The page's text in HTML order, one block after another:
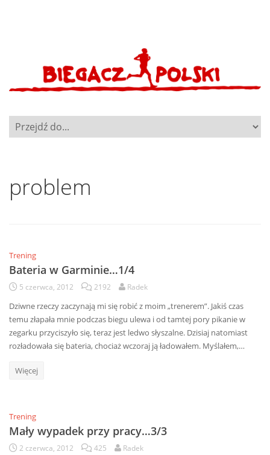
problem
Trening
Bateria w Garminie…1/4
5 czerwca, 2012 2192 Radek
Dziwne rzeczy zaczynają mi się robić z moim „trenerem”. Jakiś czas
temu złapała mnie podczas biegu ulewa i od tamtej pory pikanie w
zegarku przyciszyło się, teraz jest ledwo słyszalne. Dzisiaj natomiast
rozładowała się bateria, chociaż wczoraj ją ładowałem. Myślałem,…
Więcej
Trening
Mały wypadek przy pracy…3/3
2 czerwca, 2012 425 Radek